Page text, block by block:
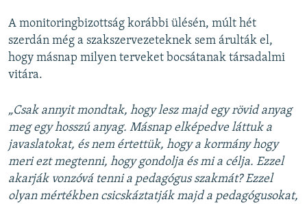
A monitoringbizottság korábbi ülésén, múlt hét
szerdán még a szakszervezeteknek sem árulták el,
hogy másnap milyen terveket bocsátanak társadalmi
vitára.
„Csak annyit mondtak, hogy lesz majd egy rövid anyag
meg egy hosszú anyag. Másnap elképedve láttuk a
javaslatokat, és nem értettük, hogy a kormány hogy
meri ezt megtenni, hogy gondolja és mi a célja. Ezzel
akarják vonzóvá tenni a pedagógus szakmát? Ezzel
olyan mértékben csicskáztatják majd a pedagógusokat,